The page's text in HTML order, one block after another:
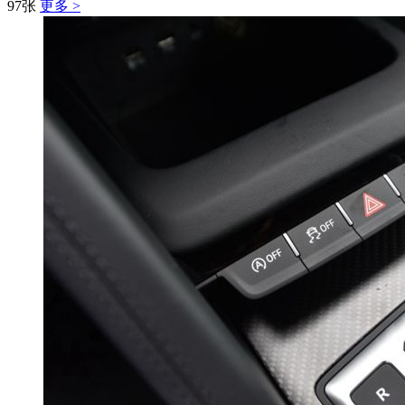
97张 更多 >